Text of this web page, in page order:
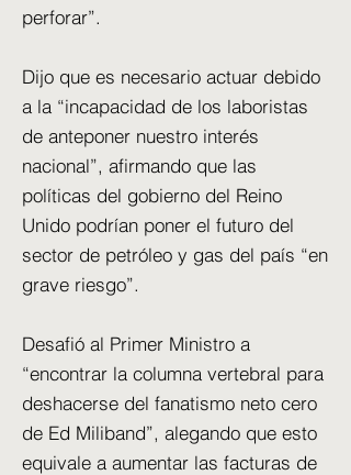
perforar”.
Dijo que es necesario actuar debido
a la “incapacidad de los laboristas
de anteponer nuestro interés
nacional”, afirmando que las
políticas del gobierno del Reino
Unido podrían poner el futuro del
sector de petróleo y gas del país “en
grave riesgo”.
Desafió al Primer Ministro a
“encontrar la columna vertebral para
deshacerse del fanatismo neto cero
de Ed Miliband”, alegando que esto
equivale a aumentar las facturas de